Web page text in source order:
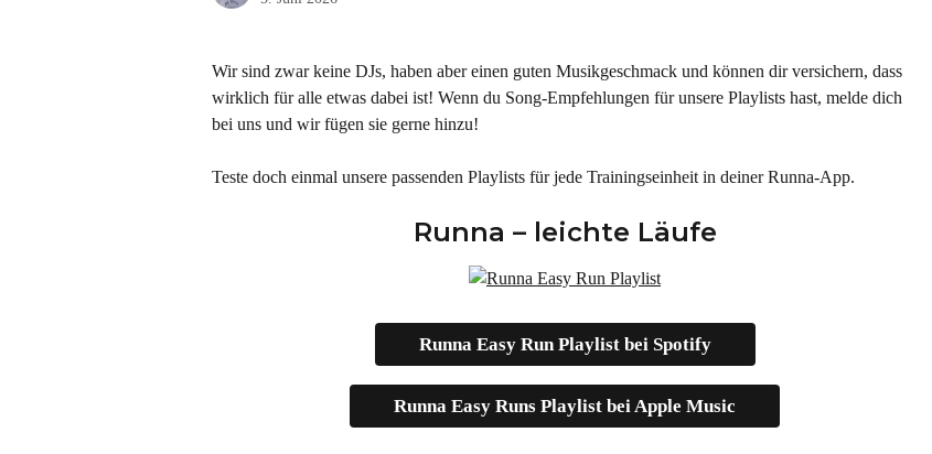
Wir sind zwar keine DJs, haben aber einen guten Musikgeschmack und können dir versichern, dass
wirklich für alle etwas dabei ist! Wenn du Song-Empfehlungen für unsere Playlists hast, melde dich
bei uns und wir fügen sie gerne hinzu!
Teste doch einmal unsere passenden Playlists für jede Trainingseinheit in deiner Runna-App.
Runna – leichte Läufe
Runna Easy Run Playlist bei Spotify
Runna Easy Runs Playlist bei Apple Music